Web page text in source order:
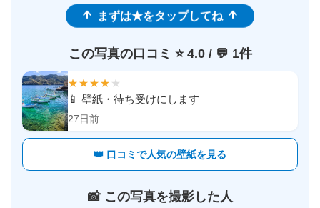
まずは★をタップしてね
この写真の口コミ ⭐️ 4.0 / 💬 1件
★★★★ ★
📱 壁紙・待ち受けにします
27日前
👑 口コミで人気の壁紙を見る
📸 この写真を撮影した人